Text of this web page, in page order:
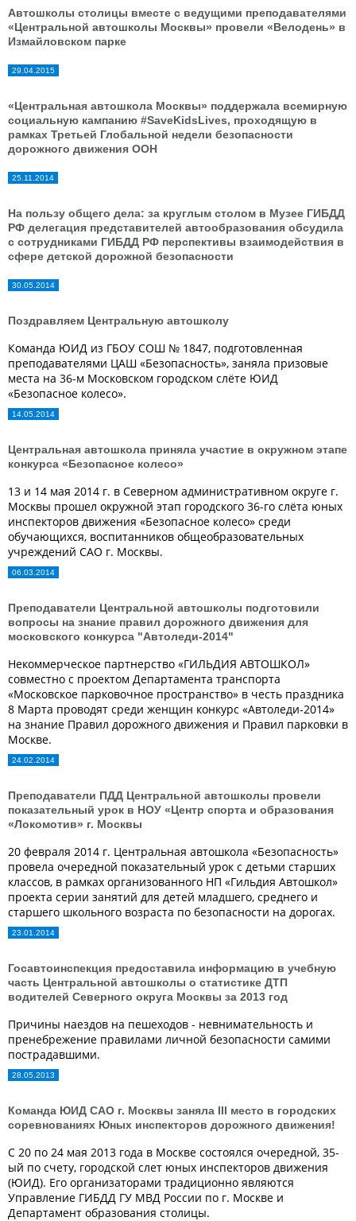
Автошколы столицы вместе с ведущими преподавателями
«Центральной автошколы Москвы» провели «Велодень» в
Измайловском парке
29.04.2015
«Центральная автошкола Москвы» поддержала всемирную
социальную кампанию #SaveKidsLives, проходящую в
рамках Третьей Глобальной недели безопасности
дорожного движения ООН
25.11.2014
На пользу общего дела: за круглым столом в Музее ГИБДД
РФ делегация представителей автообразования обсудила
с сотрудниками ГИБДД РФ перспективы взаимодействия в
сфере детской дорожной безопасности
30.05.2014
Поздравляем Центральную автошколу
Команда ЮИД из ГБОУ СОШ № 1847, подготовленная
преподавателями ЦАШ «Безопасность», заняла призовые
места на 36-м Московском городском слёте ЮИД
«Безопасное колесо».
14.05.2014
Центральная автошкола приняла участие в окружном этапе
конкурса «Безопасное колесо»
13 и 14 мая 2014 г. в Северном административном округе г.
Москвы прошел окружной этап городского 36-го слёта юных
инспекторов движения «Безопасное колесо» среди
обучающихся, воспитанников общеобразовательных
учреждений САО г. Москвы.
06.03.2014
Преподаватели Центральной автошколы подготовили
вопросы на знание правил дорожного движения для
московского конкурса "Автоледи-2014"
Некоммерческое партнерство «ГИЛЬДИЯ АВТОШКОЛ»
совместно с проектом Департамента транспорта
«Московское парковочное пространство» в честь праздника
8 Марта проводят среди женщин конкурс «Автоледи-2014»
на знание Правил дорожного движения и Правил парковки в
Москве.
24.02.2014
Преподаватели ПДД Центральной автошколы провели
показательный урок в НОУ «Центр спорта и образования
«Локомотив» г. Москвы
20 февраля 2014 г. Центральная автошкола «Безопасность»
провела очередной показательный урок с детьми старших
классов, в рамках организованного НП «Гильдия Автошкол»
проекта серии занятий для детей младшего, среднего и
старшего школьного возраста по безопасности на дорогах.
23.01.2014
Госавтоинспекция предоставила информацию в учебную
часть Центральной автошколы о статистике ДТП
водителей Северного округа Москвы за 2013 год
Причины наездов на пешеходов - невнимательность и
пренебрежение правилами личной безопасности самими
пострадавшими.
28.05.2013
Команда ЮИД САО г. Москвы заняла III место в городских
соревнованиях Юных инспекторов дорожного движения!
С 20 по 24 мая 2013 года в Москве состоялся очередной, 35-
ый по счету, городской слет юных инспекторов движения
(ЮИД). Его организаторами традиционно являются
Управление ГИБДД ГУ МВД России по г. Москве и
Департамент образования столицы.